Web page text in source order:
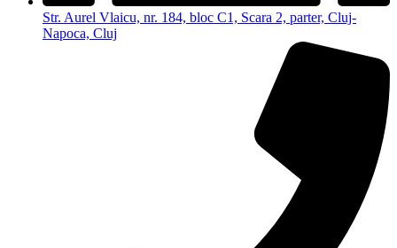
Str. Aurel Vlaicu, nr. 184, bloc C1, Scara 2, parter, Cluj-
Napoca, Cluj